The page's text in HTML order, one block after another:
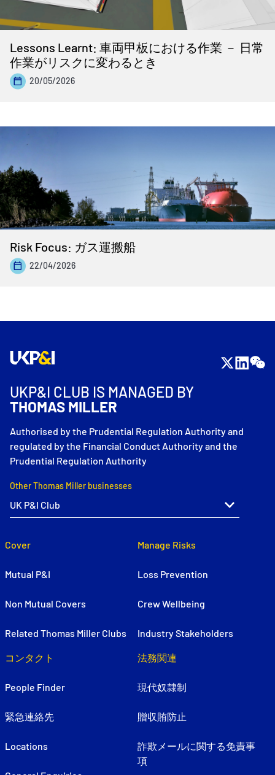
Lessons Learnt: 車両甲板における作業 － 日常
作業がリスクに変わるとき
20/05/2026
Risk Focus: ガス運搬船
22/04/2026
UKP&I CLUB IS MANAGED BY
THOMAS MILLER
Authorised by the Prudential Regulation Authority and
regulated by the Financial Conduct Authority and the
Prudential Regulation Authority
Other Thomas Miller businesses
Cover
Mutual P&I
Non Mutual Covers
Related Thomas Miller Clubs
Manage Risks
Loss Prevention
Crew Wellbeing
Industry Stakeholders
コンタクト
People Finder
緊急連絡先
Locations
法務関連
現代奴隷制
贈収賄防止
詐欺メールに関する免責事
項